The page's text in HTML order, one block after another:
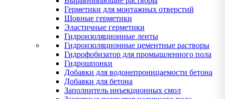
Герметики для монтажных отверстий
Шовные герметики
Эластичные герметики
Гидроизоляционные ленты
Гидроизоляционные цементные растворы
Гидрофобизатор для промышленного пола
Гидрошпонки
Добавки для водонепроницаемости бетона
Добавки для бетона
Заполнитель инъекционных смол